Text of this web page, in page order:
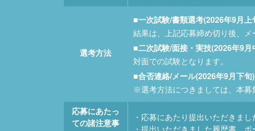
選考方法
■一次試験/書類選考(2026年9月上
結果は、上記応募締め切り後、
■二次試験/面接・実技(2026年9月
対面での試験となります。
■合否連絡/メール(2026年9月下旬)
※選考方法につきましては、本募
応募にあたっ
ての諸注意事
・応募にあたり提出いただきま
・提出いただきました履歴書、